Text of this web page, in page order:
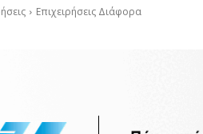
Επιχειρήσεις Διάφορα